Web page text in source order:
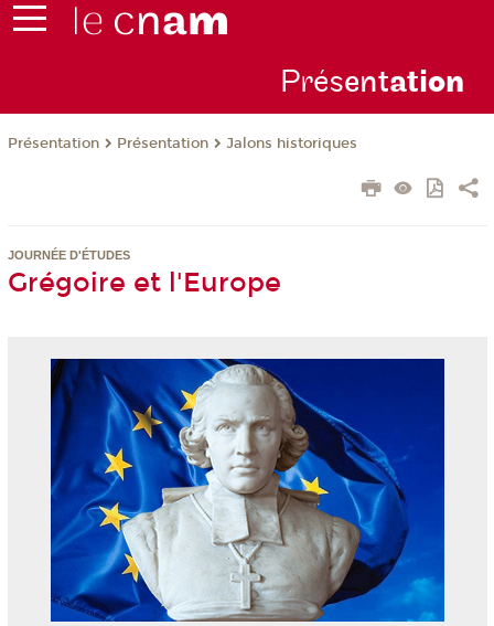
Présentation
Présentation Présentation Jalons historiques
JOURNÉE D'ÉTUDES
Grégoire et l'Europe